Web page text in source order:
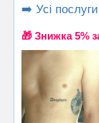
➡️ Усі
🎁 Знижка 5%